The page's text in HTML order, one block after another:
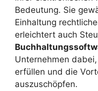
Bedeutung. Sie
Einhaltung
erleichtert auch
Unternehmen
erfüllen und die
auszuschöpfen.